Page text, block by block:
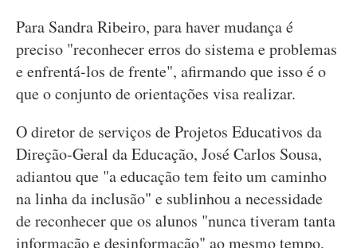
Para Sandra Ribeiro, para haver mudança é
preciso "reconhecer erros do sistema e problemas
e enfrentá-los de frente", afirmando que isso é o
que o conjunto de orientações visa realizar.
O diretor de serviços de Projetos Educativos da
Direção-Geral da Educação, José Carlos Sousa,
adiantou que "a educação tem feito um caminho
na linha da inclusão" e sublinhou a necessidade
de reconhecer que os alunos "nunca tiveram tanta
informação e desinformação" ao mesmo tempo,